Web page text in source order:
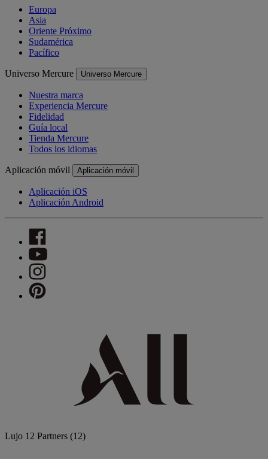
Europa
Asia
Oriente Próximo
Sudamérica
Pacífico
Universo Mercure Universo Mercure
Nuestra marca
Experiencia Mercure
Fidelidad
Guía local
Tienda Mercure
Todos los idiomas
Aplicación móvil Aplicación móvil
Aplicación iOS
Aplicación Android
Lujo 12 Partners (12)